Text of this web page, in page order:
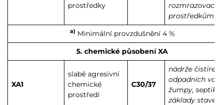
prostředky
prostředkům
a)Minimální provzdušnění 4 %
5. chemické působení XA
XA1
slabě agresivní
chemické
prostředí
C30/37
nádrže čistíren
odpadních vod,
žumpy, septiky,
základy staveb